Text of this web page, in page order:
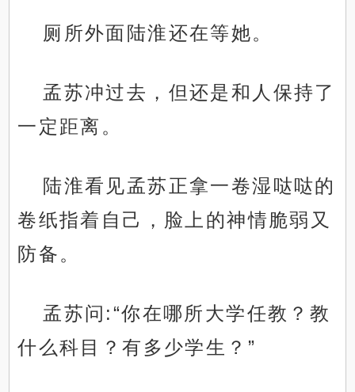
厕所外面陆淮还在等她。
孟苏冲过去，但还是和人保持了
一定距离。
陆淮看见孟苏正拿一卷湿哒哒的
卷纸指着自己，脸上的神情脆弱又
防备。
孟苏问:“你在哪所大学任教？教
什么科目？有多少学生？”